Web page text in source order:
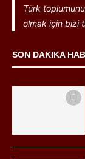
Türk
olmak için bizi
SON DAKIKA